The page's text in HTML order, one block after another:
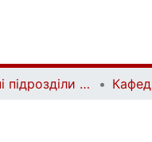
Структурні підрозділи Київського національного університету імені Тараса Шевченка та Організації | Faculties, Institutes and Departments of Taras Shevchenko National University of Kyiv and Organizations